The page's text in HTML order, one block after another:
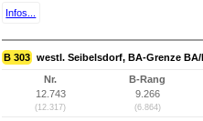
Infos...
B 303 westl. Seibelsdorf, BA-Grenze
Nr.
12.743
(12.317)
B-Rang
9.266
(6.864)